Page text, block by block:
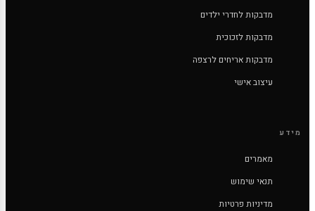
מדבקות לחדרי ילדים
מדבקות לזכוכית
מדבקות אריחים לרצפה
עיצוב אישי
מידע
מאמרים
תנאי שימוש
מדיניות פרטיות